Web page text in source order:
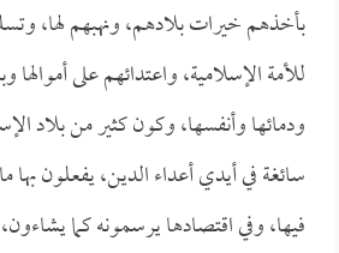
بأخذهم خيرات بلادهم، ونهبهم لها،
للأمة الإسلامية، واعتدائهم على أموالها
ودمائها وأنفسها، وكون كثير من بلاد
سائغة في أيدي أعداء الدين، يفعلون
فيها، وفي اقتصادها يرسمونه كما